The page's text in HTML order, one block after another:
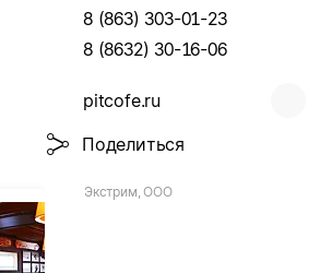
8 (863) 303-01-23
8 (8632) 30-16-06
pitcofe.ru
Поделиться
Экстрим, ООО